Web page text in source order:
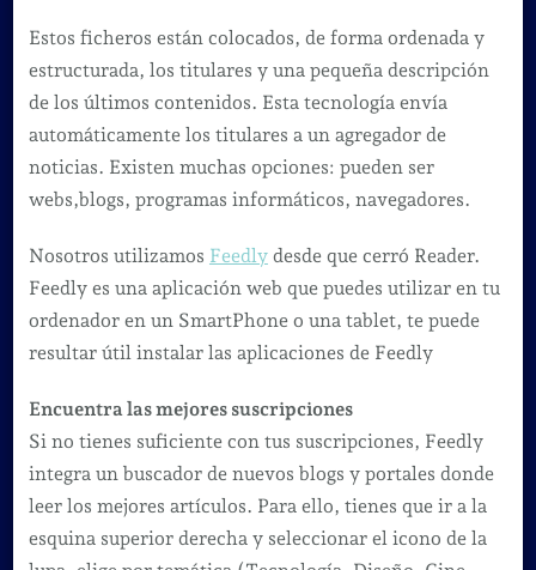
Estos ficheros están colocados, de forma ordenada y
estructurada, los titulares y una pequeña descripción
de los últimos contenidos. Esta tecnología envía
automáticamente los titulares a un agregador de
noticias. Existen muchas opciones: pueden ser
webs,blogs, programas informáticos, navegadores.
Nosotros utilizamos Feedlydesde que cerró Reader.
Feedly es una aplicación web que puedes utilizar en tu
ordenador en un SmartPhone o una tablet, te puede
resultar útil instalar las aplicaciones de Feedly
Encuentra las mejores suscripciones
Si no tienes suficiente con tus suscripciones, Feedly
integra un buscador de nuevos blogs y portales donde
leer los mejores artículos. Para ello, tienes que ir a la
esquina superior derecha y seleccionar el icono de la